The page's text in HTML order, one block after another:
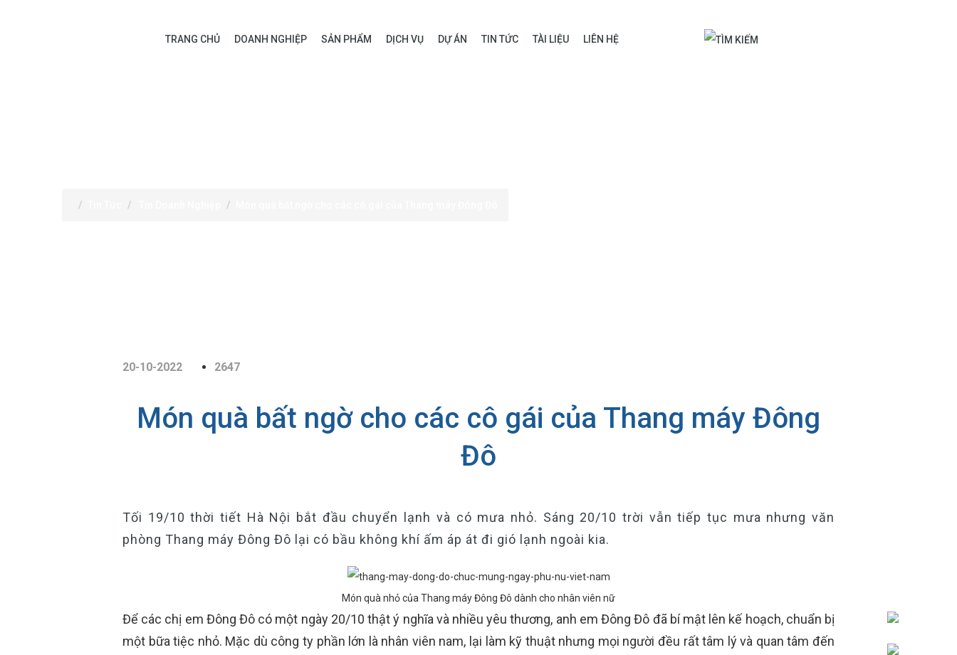
TRANG CHỦ DOANH NGHIỆP SẢN PHẨM DỊCH VỤ DỰ ÁN TIN TỨC TÀI LIỆU LIÊN HỆ
20-10-2022 2647
Món quà bất ngờ cho các cô gái của Thang máy Đông
Đô
Tối 19/10 thời tiết Hà Nội bắt đầu chuyển lạnh và có mưa nhỏ. Sáng 20/10 trời vẫn tiếp tục mưa nhưng văn
phòng Thang máy Đông Đô lại có bầu không khí ấm áp át đi gió lạnh ngoài kia.
Món quà nhỏ của Thang máy Đông Đô dành cho nhân viên nữ
Để các chị em Đông Đô có một ngày 20/10 thật ý nghĩa và nhiều yêu thương, anh em Đông Đô đã bí mật lên kế hoạch, chuẩn bị
một bữa tiệc nhỏ. Mặc dù công ty phần lớn là nhân viên nam, lại làm kỹ thuật nhưng mọi người đều rất tâm lý và quan tâm đến